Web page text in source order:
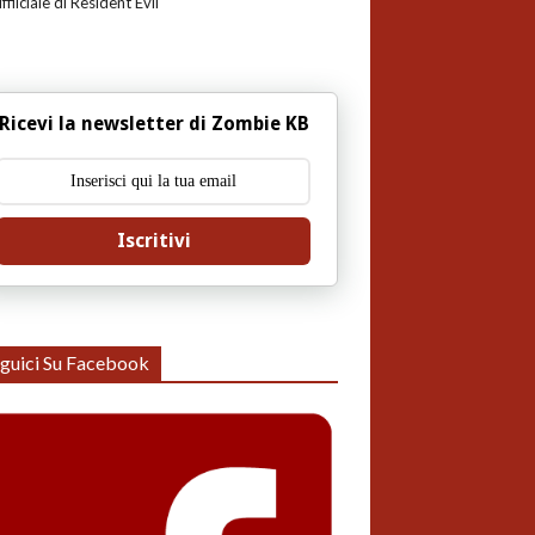
la newsletter di Zombie KB
Iscritivi
Su Facebook